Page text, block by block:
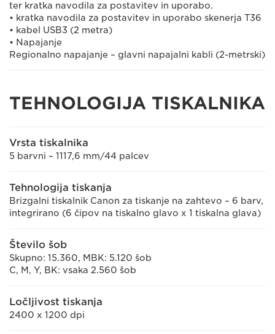
ter kratka navodila za postavitev in uporabo.
• kratka navodila za postavitev in uporabo skenerja T36
• kabel USB3 (2 metra)
• Napajanje
Regionalno napajanje – glavni napajalni kabli (2-metrski)
TEHNOLOGIJA TISKALNIKA
Vrsta tiskalnika
5 barvni – 1117,6 mm/44 palcev
Tehnologija tiskanja
Brizgalni tiskalnik Canon za tiskanje na zahtevo – 6 barv,
integrirano (6 čipov na tiskalno glavo x 1 tiskalna glava)
Število šob
Skupno: 15.360, MBK: 5.120 šob
C, M, Y, BK: vsaka 2.560 šob
Ločljivost tiskanja
2400 x 1200 dpi